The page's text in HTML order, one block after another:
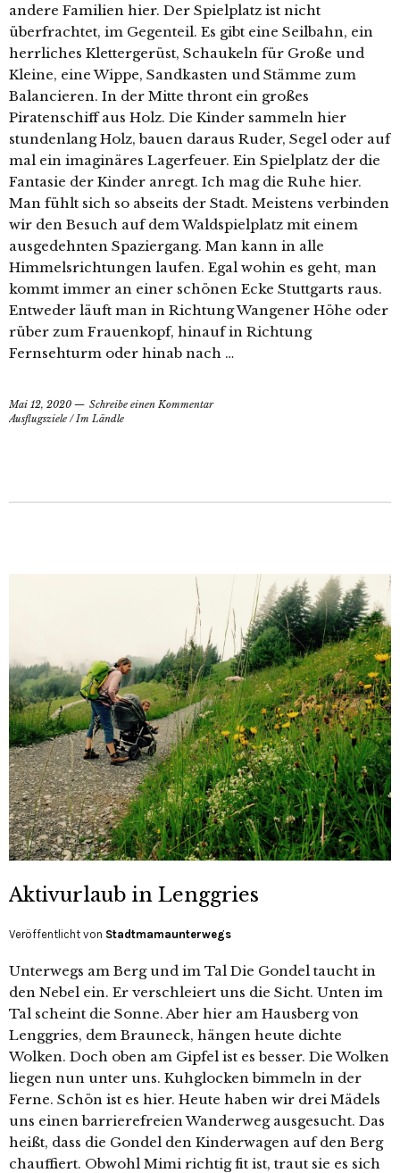
andere Familien hier. Der Spielplatz ist nicht
überfrachtet, im Gegenteil. Es gibt eine Seilbahn, ein
herrliches Klettergerüst, Schaukeln für Große und
Kleine, eine Wippe, Sandkasten und Stämme zum
Balancieren. In der Mitte thront ein großes
Piratenschiff aus Holz. Die Kinder sammeln hier
stundenlang Holz, bauen daraus Ruder, Segel oder auf
mal ein imaginäres Lagerfeuer. Ein Spielplatz der die
Fantasie der Kinder anregt. Ich mag die Ruhe hier.
Man fühlt sich so abseits der Stadt. Meistens verbinden
wir den Besuch auf dem Waldspielplatz mit einem
ausgedehnten Spaziergang. Man kann in alle
Himmelsrichtungen laufen. Egal wohin es geht, man
kommt immer an einer schönen Ecke Stuttgarts raus.
Entweder läuft man in Richtung Wangener Höhe oder
rüber zum Frauenkopf, hinauf in Richtung
Fernsehturm oder hinab nach …
Mai 12, 2020
Schreibe einen Kommentar
Ausflugsziele / Im Ländle
Aktivurlaub in Lenggries
Veröffentlicht von Stadtmamaunterwegs
Unterwegs am Berg und im Tal Die Gondel taucht in
den Nebel ein. Er verschleiert uns die Sicht. Unten im
Tal scheint die Sonne. Aber hier am Hausberg von
Lenggries, dem Brauneck, hängen heute dichte
Wolken. Doch oben am Gipfel ist es besser. Die Wolken
liegen nun unter uns. Kuhglocken bimmeln in der
Ferne. Schön ist es hier. Heute haben wir drei Mädels
uns einen barrierefreien Wanderweg ausgesucht. Das
heißt, dass die Gondel den Kinderwagen auf den Berg
chauffiert. Obwohl Mimi richtig fit ist, traut sie es sich